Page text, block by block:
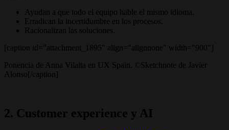
Ayudan a que todo el equipo hable el mismo idioma.
Erradican la incertidumbre en los procesos.
Racionalizan las soluciones.
[caption id="attachment_1895" align="alignnone" width="900"]
Ponencia de Anna Vilalta en UX Spain. ©Sketchnote de Javier
Alonso[/caption]
2. Customer experience y AI